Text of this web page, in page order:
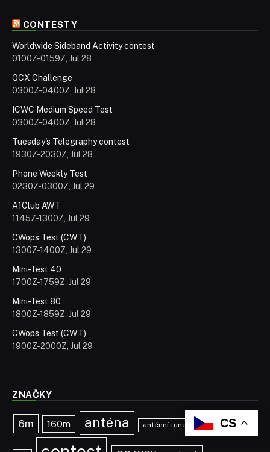
CONTESTY
Worldwide Sideband Activity contest
0100Z-0159Z, Jul 28
QCX Challenge
0300Z-0400Z, Jul 28
ICWC Medium Speed ​​Test
0300Z-0400Z, Jul 28
Tuesday's Telegraphy contest
1930Z-2030Z, Jul 28
Phone Weekly Test
0230Z-0300Z, Jul 29
A1Club AWT
1145Z-1300Z, Jul 29
CWops Test (CWT)
1300Z-1400Z, Jul 29
Mini-Test 40
1700Z-1759Z, Jul 29
Mini-Test 80
1800Z-1859Z, Jul 29
CWops Test (CWT)
1900Z-2000Z, Jul 29
ZNAČKY
6m 160m anténa anténní tuner callbook
CS